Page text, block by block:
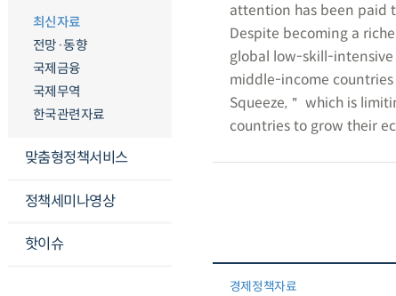
최신자료
전망·동향
국제금융
국제무역
한국관련자료
맞춤형정책서비스
정책세미나영상
핫이슈
attention has been paid
Despite becoming a
global low-skill-
middle-income
Squeeze,＂ which is
countries to grow their
경제정책자료